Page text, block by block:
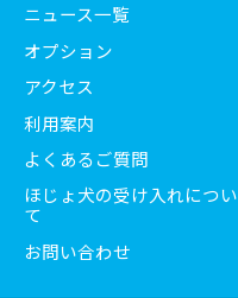
ニュース一覧
オプション
アクセス
利用案内
よくあるご質問
ほじょ犬の受け入れについ
て
お問い合わせ